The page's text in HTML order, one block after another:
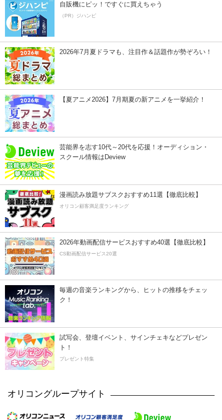
自販機にピッ！ですぐに買えちゃう
（PR）ジハンピ
2026年7月夏ドラマも、注目作＆話題作が勢ぞろい！
【夏アニメ2026】7月期夏の新アニメを一挙紹介！
芸能界を志す10代～20代を応援！オーディション・
スクール情報はDeview
漫画読み放題サブスクおすすめ11選【徹底比較】
オリコン顧客満足度ランキング
2026年動画配信サービスおすすめ40選【徹底比較】
CS動画配信サービス20選
毎週の音楽ランキングから、ヒットの推移をチェッ
ク！
試写会、登壇イベント、サインチェキなどプレゼン
ト！
プレゼント特集
オリコングループサイト